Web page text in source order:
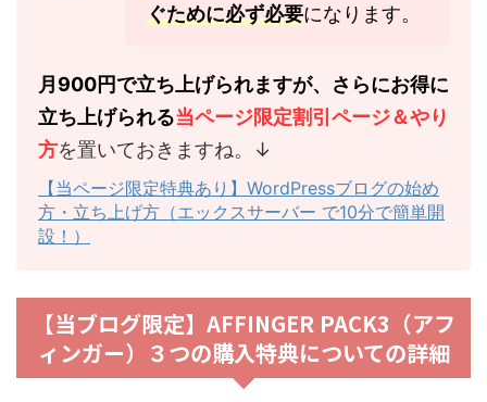
ぐために必ず必要になります。
月900円で立ち上げられますが、さらにお得に
立ち上げられる当ページ限定割引ページ＆やり
方を置いておきますね。↓
【当ページ限定特典あり】WordPressブログの始め
方・立ち上げ方（エックスサーバー で10分で簡単開
設！）
【当ブログ限定】AFFINGER PACK3（アフ
ィンガー）３つの購入特典についての詳細